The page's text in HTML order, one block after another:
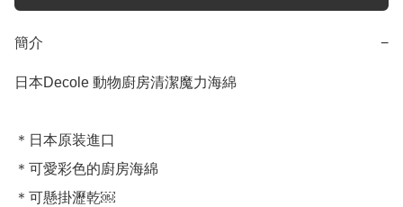
簡介 −
日本Decole 動物廚房清潔魔力海綿
＊日本原装進口
＊可愛彩色的廚房海綿
＊可懸掛瀝乾￼